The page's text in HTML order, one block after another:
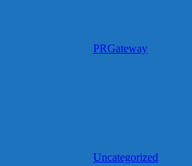
PRGateway
Uncategorized